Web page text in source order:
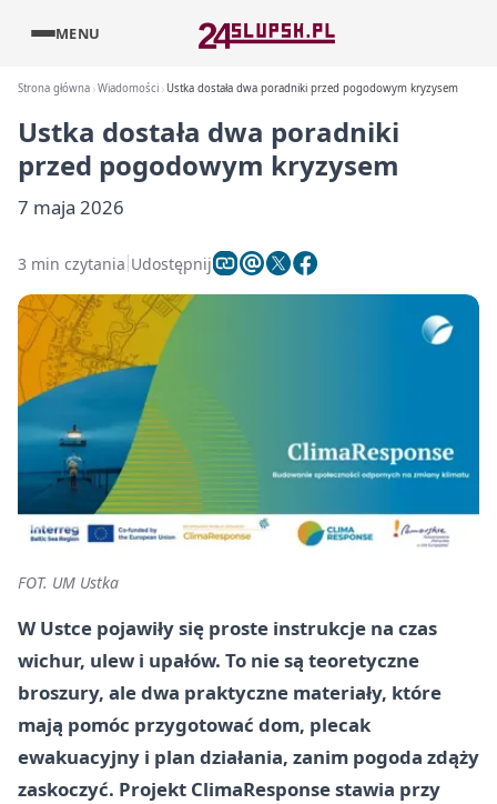
MENU
Strona główna Wiadomości Ustka dostała dwa poradniki przed pogodowym kryzysem
Ustka dostała dwa poradniki
przed pogodowym kryzysem
7 maja 2026
3 min czytania Udostępnij
FOT. UM Ustka
W Ustce pojawiły się proste instrukcje na czas
wichur, ulew i upałów. To nie są teoretyczne
broszury, ale dwa praktyczne materiały, które
mają pomóc przygotować dom, plecak
ewakuacyjny i plan działania, zanim pogoda zdąży
zaskoczyć. Projekt ClimaResponse stawia przy